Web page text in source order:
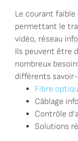
Le courant faible
permettant le
vidéo, réseau
Ils peuvent être
nombreux
différents
Fibre
Câblage
Contrôle
Solutions